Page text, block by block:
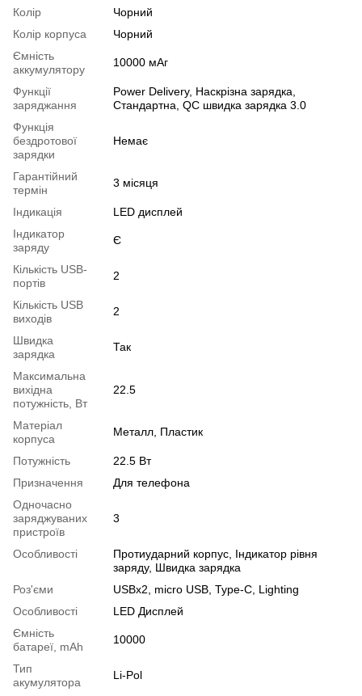
Колір
Чорний
Колір корпуса
Чорний
Ємність
аккумулятору
10000 мАг
Функції
заряджання
Power Delivery, Наскрізна зарядка,
Стандартна, QC швидка зарядка 3.0
Функція
бездротової
зарядки
Немає
Гарантійний
термін
3 місяця
Індикація
LED дисплей
Індикатор
заряду
Є
Кількість USB-
портів
2
Кількість USB
виходів
2
Швидка
зарядка
Так
Максимальна
вихідна
потужність, Вт
22.5
Матеріал
корпуса
Металл, Пластик
Потужність
22.5 Вт
Призначення
Для телефона
Одночасно
заряджуваних
пристроїв
3
Особливості
Протиударний корпус, Індикатор рівня
заряду, Швидка зарядка
Роз'єми
USBx2, micro USB, Type-C, Lighting
Особливості
LED Дисплей
Ємність
батареї, mAh
10000
Тип
акумулятора
Li-Pol